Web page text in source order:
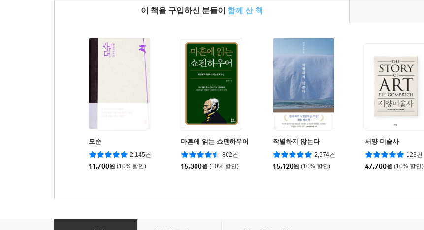
이 책을 구입하신 분들이 함께 산 책
모순
2,145건
11,700원 (10% 할인)
마흔에 읽는 쇼펜하우어
862건
15,300원 (10% 할인)
작별하지 않는다
2,574건
15,120원 (10% 할인)
서양 미술사
123건
47,700원 (10% 할인)